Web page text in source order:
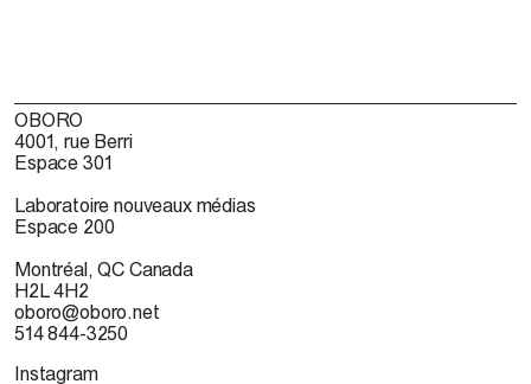
OBORO
4001, rue Berri
Espace 301
Laboratoire nouveaux médias
Espace 200
Montréal, QC Canada
H2L 4H2
oboro@oboro.net
514 844-3250
Instagram